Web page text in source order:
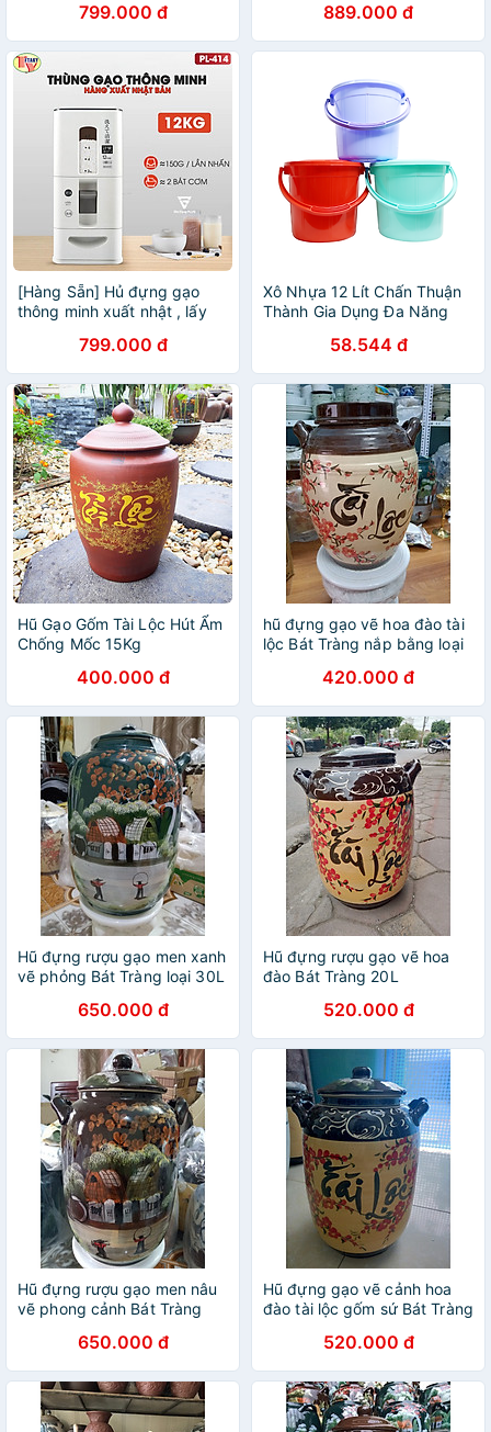
Tiện Lợi / Dễ Sử Dụng
799.000 đ
Liệu Nhựa ABS Cao Cấp,
Tiện Lợi, Sang Trọng Căn
Bếp, Tặng Kèm Khay Đựng
Gạo Và Thanh Chống Ẩm
889.000 đ
[Hàng Sẵn] Hủ đựng gạo
thông minh xuất nhật , lấy
Chống bụi có nắp, dung tích
12kg lớn dành cho gia đình
bạn
799.000 đ
Xô Nhựa 12 Lít Chấn Thuận
Thành Gia Dụng Đa Năng
58.544 đ
Hũ Gạo Gốm Tài Lộc Hút Ẩm
Chống Mốc 15Kg
400.000 đ
hũ đựng gạo vẽ hoa đào tài
lộc Bát Tràng nắp bằng loại
420.000 đ
Hũ đựng rượu gạo men xanh
vẽ phỏng Bát Tràng loại 30L
650.000 đ
Hũ đựng rượu gạo vẽ hoa
đào Bát Tràng 20L
520.000 đ
Hũ đựng rượu gạo men nâu
vẽ phong cảnh Bát Tràng
650.000 đ
Hũ đựng gạo vẽ cảnh hoa
đào tài lộc gốm sứ Bát Tràng
520.000 đ